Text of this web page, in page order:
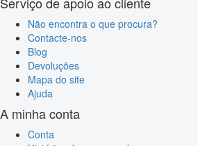
Não encontra o que procura?
Contacte-nos
Blog
Devoluções
Mapa do site
Ajuda
A minha conta
Conta